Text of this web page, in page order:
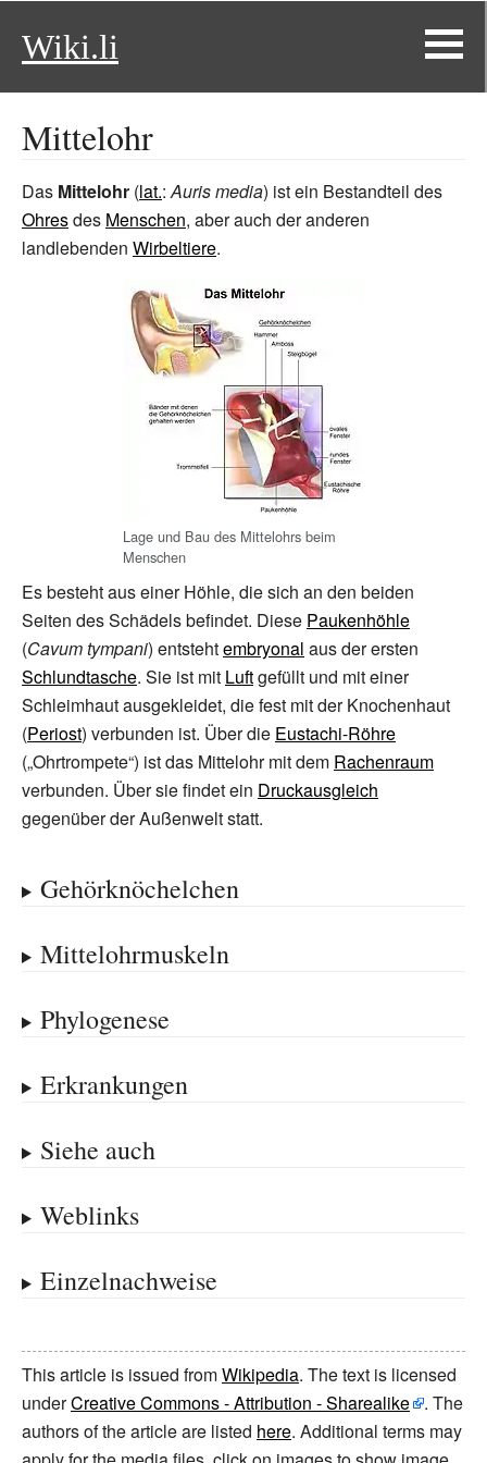
Wiki.li
Mittelohr
Das Mittelohr (lat.:Auris media) ist ein Bestandteil des
Ohresdes Menschen, aber auch der anderen
landlebenden Wirbeltiere.
Lage und Bau des Mittelohrs beim
Menschen
Es besteht aus einer Höhle, die sich an den beiden
Seiten des Schädels befindet. Diese Paukenhöhle
(Cavum tympani) entstehtembryonal aus der ersten
Schlundtasche. Sie ist mit Luftgefüllt und mit einer
Schleimhaut ausgekleidet, die fest mit der Knochenhaut
(Periost) verbunden ist. Über die Eustachi-Röhre
(„Ohrtrompete“) ist das Mittelohr mit dem Rachenraum
verbunden. Über sie findet ein Druckausgleich
gegenüber der Außenwelt statt.
Gehörknöchelchen
Mittelohrmuskeln
Phylogenese
Erkrankungen
Siehe auch
Weblinks
Einzelnachweise
This article is issued fromWikipedia. The text is licensed
underCreative Commons - Attribution - Sharealike
. The
authors of the article are listed here. Additional terms may